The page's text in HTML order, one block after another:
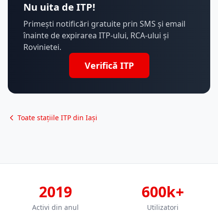
Nu uita de ITP!
Primești notificări gratuite prin SMS și email
înainte de expirarea ITP-ului, RCA-ului și
Rovinietei.
Verifică ITP
Toate stațiile ITP din Iași
2019
Activi din anul
600k+
Utilizatori